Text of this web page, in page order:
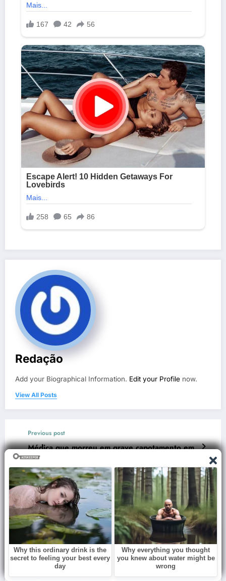
Redação
Add your Biographical Information. Edit your Profile now.
View All Posts
Previous post
Médica que morreu em grave capotamento em
SC é identificada: ‘Nunca será esquecida’
Next post
César Tralli deixa o Jornal Hoje e motivo é
explicado na Globo
RELATED POSTS